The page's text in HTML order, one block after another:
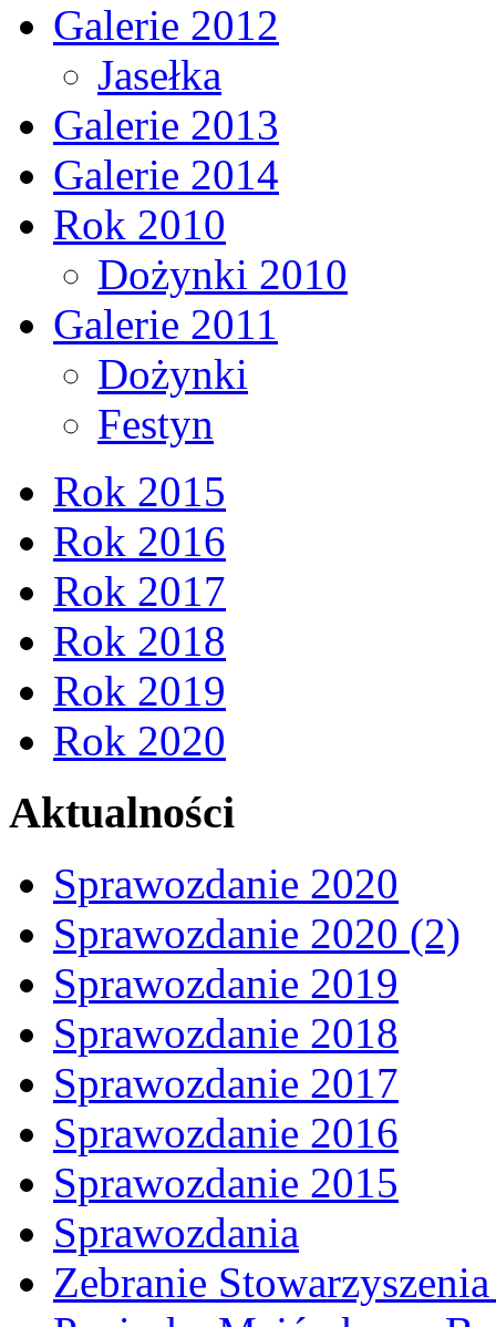
Galerie 2012
Jasełka
Galerie 2013
Galerie 2014
Rok 2010
Dożynki 2010
Galerie 2011
Dożynki
Festyn
Rok 2015
Rok 2016
Rok 2017
Rok 2018
Rok 2019
Rok 2020
Aktualności
Sprawozdanie 2020
Sprawozdanie 2020 (2)
Sprawozdanie 2019
Sprawozdanie 2018
Sprawozdanie 2017
Sprawozdanie 2016
Sprawozdanie 2015
Sprawozdania
Zebranie